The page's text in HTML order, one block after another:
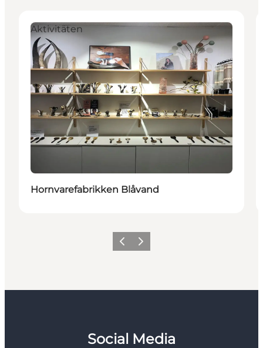
Aktivitäten
Hornvarefabrikken Blåvand
ZurückWeiter
Social Media